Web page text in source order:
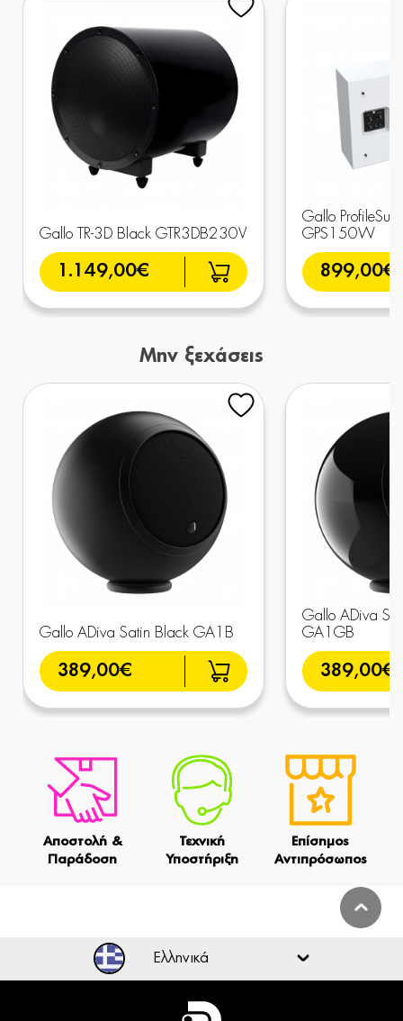
Gallo TR-3D Black GTR3DB230V
1.149,00€
Gallo
GPS150W
899,00€
Μην ξεχάσεις
Gallo ADiva Satin Black GA1B
389,00€
Gallo ADiva
GA1GB
389,00€
Αποστολή &
Παράδοση
Τεχνική
Υποστήριξη
Επίσημος
Αντιπρόσωπος
Ελληνικά
Ελληνικά